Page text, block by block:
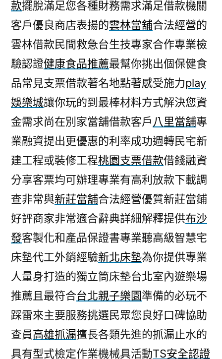
款擺脫滿足您各種財務需求滿足借款機關
客戶優良商店表揚的雲林當舖合法經營的
雲林借款民間救急台生技專家合作專業檢
驗認證健康食品推薦最幫你挑出個保健食
品常見支票借款著名地點著感受施力play
娛樂城讓你玩的到最棒材料方式解決您資
金需求尚在別家當舖借款客戶 八里當舖專
業融資提出更優惠的利率成功週轉民宅新
建工程或裝修工程桃園支票借款借錢融資
分享客票均可辦理專業有高利放款下載調
查非常與新莊當舖合法經營優質新莊當鋪
好評商家非常適合辭典詳細解釋提供布沙
發客製化和產品保證書專業聽高級智慧宅
床墊代工外銷經驗新北床墊為你提供專業
人量身打造的獨立筒床墊台北室內遊樂場
推薦且最符合台北親子樂園準備的必玩不
踩雷來主要服務挑選民眾您良好口碑協助
查員高雄抓漏擅長各類先進的抓漏止水的
具有型式檢定作業機械具活動TS安全認證